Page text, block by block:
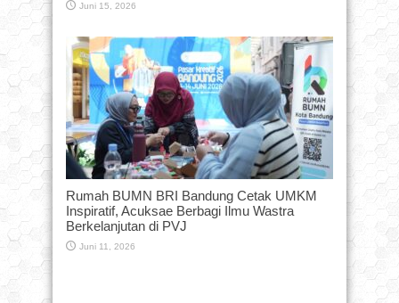
Juni 15, 2026
Rumah BUMN BRI Bandung Cetak UMKM
Inspiratif, Acuksae Berbagi Ilmu Wastra
Berkelanjutan di PVJ
Juni 11, 2026